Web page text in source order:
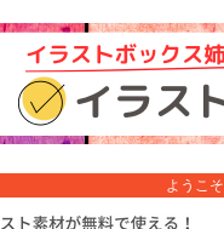
ようこそ